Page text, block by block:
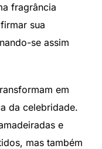
fragrância
sua
se assim
em
da celebridade.
e
mas também